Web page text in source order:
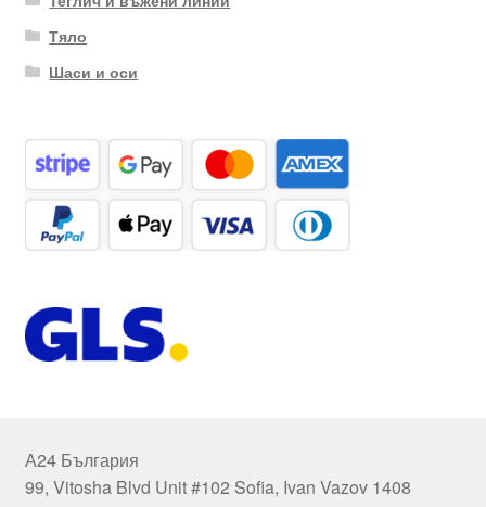
Тяло
Шаси и оси
А24 България
99, Vitosha Blvd Unit #102 Sofia, Ivan Vazov 1408